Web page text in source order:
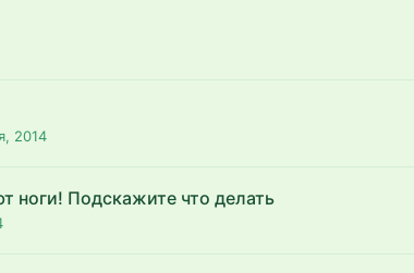
2014
ноги! Подскажите что делать